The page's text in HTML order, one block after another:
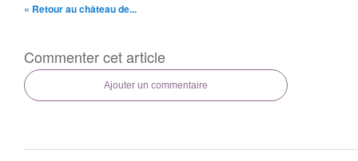
« Retour au château de...
Commenter cet article
Ajouter un commentaire